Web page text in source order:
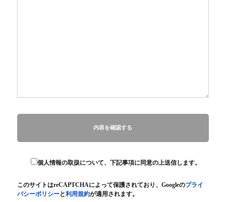
個人情報の取扱について、下記事項に同意の上送信します。
このサイトはreCAPTCHAによって保護されており、Googleのプライ
バシーポリシーと利用規約が適用されます。